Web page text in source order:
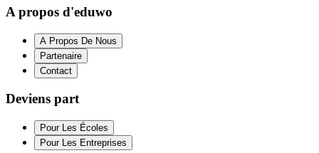
A propos d'eduwo
A Propos De Nous
Partenaire
Contact
Deviens part
Pour Les Écoles
Pour Les Entreprises